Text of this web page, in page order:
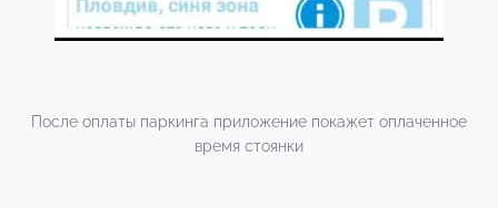
После оплаты паркинга приложение покажет оплаченное
время стоянки